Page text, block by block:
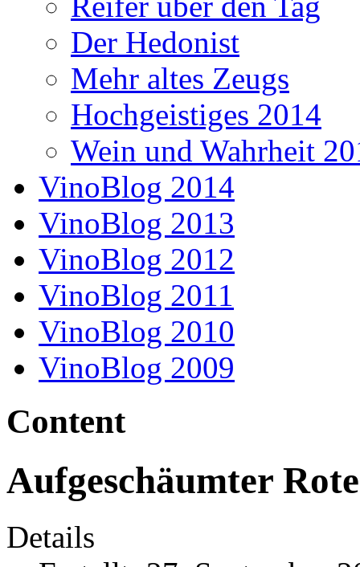
Der Hedonist
Mehr altes Zeugs
Hochgeistiges 2014
Wein und Wahrheit
VinoBlog 2014
VinoBlog 2013
VinoBlog 2012
VinoBlog 2011
VinoBlog 2010
VinoBlog 2009
Content
Aufgeschäumter
Details